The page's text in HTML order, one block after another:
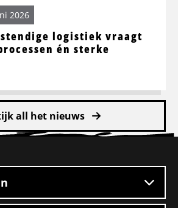
logistiek vraagt
én sterke
2026
all het nieuws